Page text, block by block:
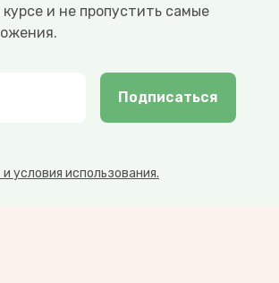
и не пропустить самые
Подписаться
условия использования.